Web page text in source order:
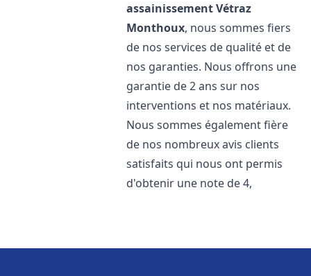
assainissementVétraz
Monthoux, nous sommes fiers
de nos services de qualité et de
nos garanties. Nous offrons une
garantie de 2 ans sur nos
interventions et nos matériaux.
Nous sommes également fière
de nos nombreux avis clients
satisfaits qui nous ont permis
d'obtenir une note de 4,